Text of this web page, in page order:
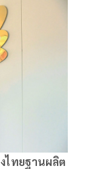
ไทยฐานผลิต